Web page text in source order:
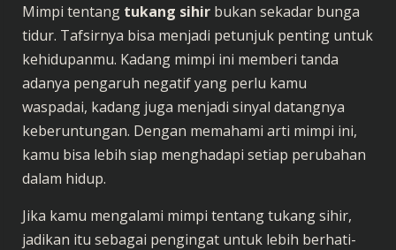
Mimpi tentang tukang sihir bukan sekadar bunga
tidur. Tafsirnya bisa menjadi petunjuk penting untuk
kehidupanmu. Kadang mimpi ini memberi tanda
adanya pengaruh negatif yang perlu kamu
waspadai, kadang juga menjadi sinyal datangnya
keberuntungan. Dengan memahami arti mimpi ini,
kamu bisa lebih siap menghadapi setiap perubahan
dalam hidup.
Jika kamu mengalami mimpi tentang tukang sihir,
jadikan itu sebagai pengingat untuk lebih berhati-